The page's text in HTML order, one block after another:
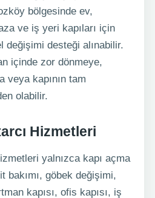
bölgesinde ev,
ve iş yeri kapıları için
değişimi desteği alınabilir.
içinde zor dönmeye,
veya kapının tam
olabilir.
Hizmetleri
yalnızca kapı açma
bakımı, göbek değişimi,
kapısı, ofis kapısı, iş